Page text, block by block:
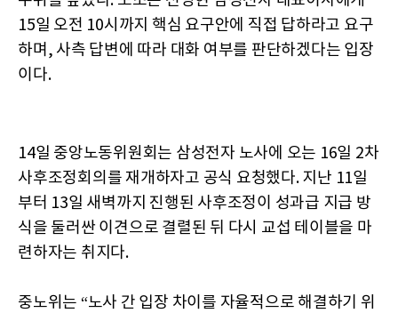
15일 오전 10시까지 핵심 요구안에 직접 답하라고 요구
하며, 사측 답변에 따라 대화 여부를 판단하겠다는 입장
이다.
14일 중앙노동위원회는 삼성전자 노사에 오는 16일 2차
사후조정회의를 재개하자고 공식 요청했다. 지난 11일
부터 13일 새벽까지 진행된 사후조정이 성과급 지급 방
식을 둘러싼 이견으로 결렬된 뒤 다시 교섭 테이블을 마
련하자는 취지다.
중노위는 “노사 간 입장 차이를 자율적으로 해결하기 위